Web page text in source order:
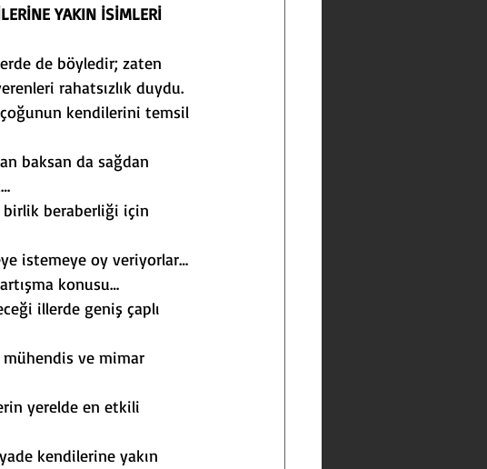
YAKIN İSİMLERİ
de böyledir; zaten
rahatsızlık duydu.
kendilerini temsil
baksan da sağdan
birlik beraberliği için
istemeye oy veriyorlar…
konusu…
illerde geniş çaplı
mühendis ve mimar
yerelde en etkili
kendilerine yakın